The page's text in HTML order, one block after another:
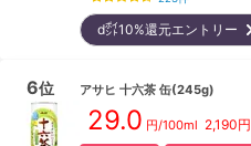
d㌽10%還元エントリー
6位 アサヒ 十六茶 缶(245g)
29.0 円/100ml 2,190円